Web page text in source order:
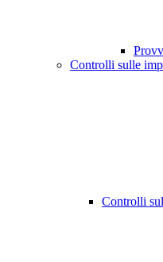
Controlli sulle
Controlli